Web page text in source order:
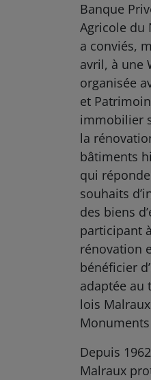
Banque
Agricole du
a conviés,
avril, à une
organisée
et
immobilier
la
bâtiments
qui
souhaits
des biens
participant
rénovation
bénéficier
adaptée au
lois
Depuis
Malraux